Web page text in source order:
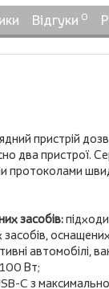
Відгуки 0
пристрій
два пристрої.
протоколами
засобів:
засобів,
автомобілі,
Вт;
C з